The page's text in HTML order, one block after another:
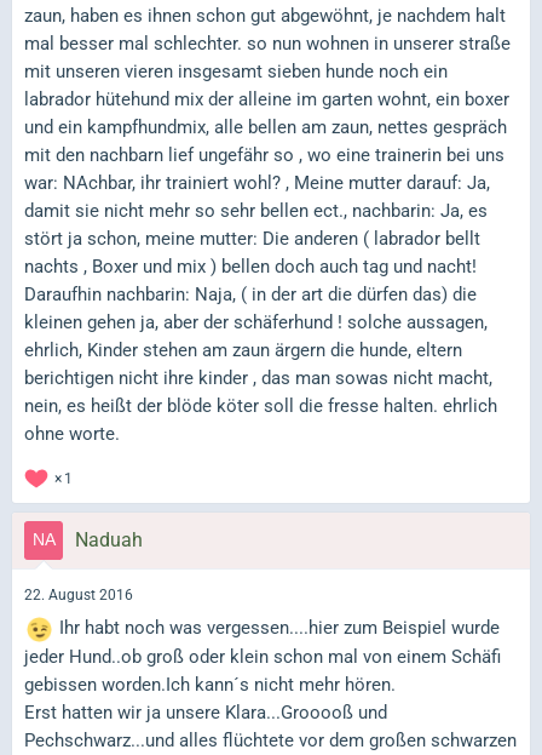
zaun, haben es ihnen schon gut abgewöhnt, je nachdem halt
mal besser mal schlechter. so nun wohnen in unserer straße
mit unseren vieren insgesamt sieben hunde noch ein
labrador hütehund mix der alleine im garten wohnt, ein boxer
und ein kampfhundmix, alle bellen am zaun, nettes gespräch
mit den nachbarn lief ungefähr so , wo eine trainerin bei uns
war: NAchbar, ihr trainiert wohl? , Meine mutter darauf: Ja,
damit sie nicht mehr so sehr bellen ect., nachbarin: Ja, es
stört ja schon, meine mutter: Die anderen ( labrador bellt
nachts , Boxer und mix ) bellen doch auch tag und nacht!
Daraufhin nachbarin: Naja, ( in der art die dürfen das) die
kleinen gehen ja, aber der schäferhund ! solche aussagen,
ehrlich, Kinder stehen am zaun ärgern die hunde, eltern
berichtigen nicht ihre kinder , das man sowas nicht macht,
nein, es heißt der blöde köter soll die fresse halten. ehrlich
ohne worte.
1
Naduah
22. August 2016
Ihr habt noch was vergessen....hier zum Beispiel wurde
jeder Hund..ob groß oder klein schon mal von einem Schäfi
gebissen worden.Ich kann´s nicht mehr hören.
Erst hatten wir ja unsere Klara...Grooooß und
Pechschwarz...und alles flüchtete vor dem großen schwarzen